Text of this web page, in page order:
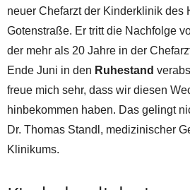
neuer Chefarzt der Kinderklinik des
Gotenstraße. Er tritt die Nachfolge
der mehr als 20 Jahre in der
Ende Juni in den Ruhestand
freue mich sehr, dass wir diesen
hinbekommen haben. Das gelingt
Dr. Thomas Standl, medizinischer
Klinikums.